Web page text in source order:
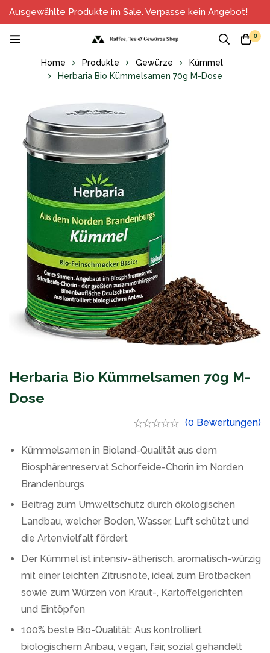
Ausgewählte Produkte im Sale. Verpasse kein Angebot!
0
Home Produkte Gewürze
Kümmel
Herbaria Bio Kümmelsamen 70g M-Dose
Herbaria Bio Kümmelsamen 70g M-
Dose
(0 Bewertungen)
Kümmelsamen in Bioland-Qualität aus dem
Biosphärenreservat Schorfeide-Chorin im Norden
Brandenburgs
Beitrag zum Umweltschutz durch ökologischen
Landbau, welcher Boden, Wasser, Luft schützt und
die Artenvielfalt fördert
Der Kümmel ist intensiv-ätherisch, aromatisch-würzig
mit einer leichten Zitrusnote, ideal zum Brotbacken
sowie zum Würzen von Kraut-, Kartoffelgerichten
und Eintöpfen
100% beste Bio-Qualität: Aus kontrolliert
biologischem Anbau, vegan, fair, sozial gehandelt